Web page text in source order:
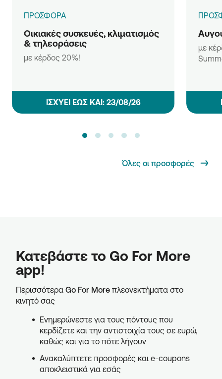
ΠΡΟΣΦΟΡΑ
Οικιακές συσκευές, κλιματισμός
& τηλεοράσεις
με κέρδος 20%!
ΙΣΧΥΕΙ ΕΩΣ ΚΑΙ: 23/08/26
με
Όλες οι προσφορές
Κατεβάστε το Go For More
app!
Περισσότερα Go For More πλεονεκτήματα στο
κινητό σας
Ενημερώνεστε για τους πόντους που
κερδίζετε και την αντιστοιχία τους σε ευρώ,
καθώς και για το πότε λήγουν
Ανακαλύπτετε προσφορές και e-coupons
αποκλειστικά για εσάς